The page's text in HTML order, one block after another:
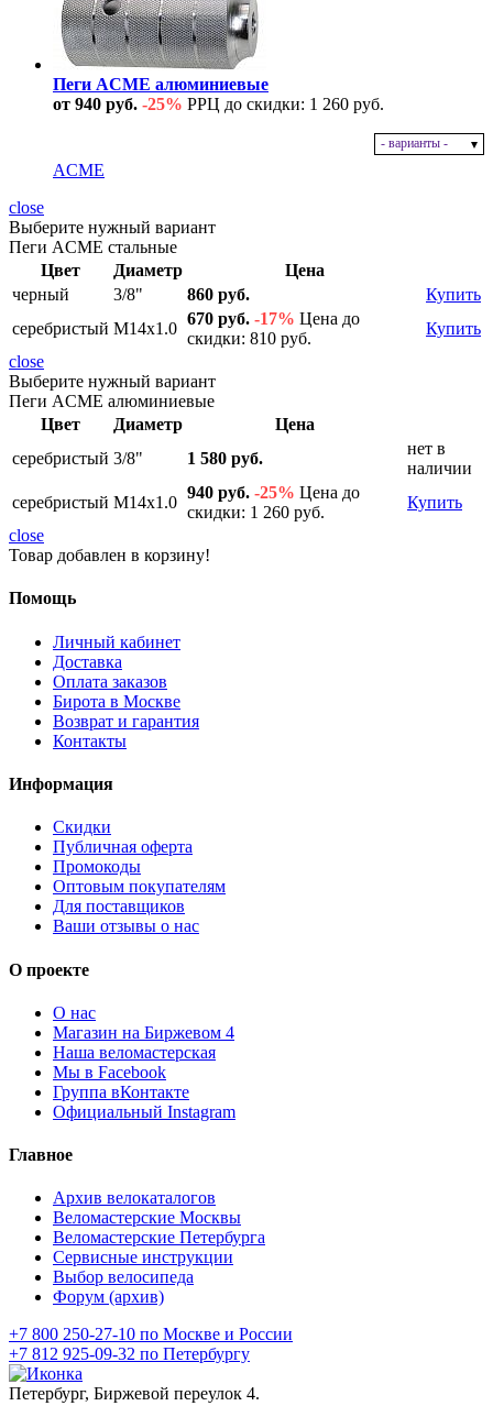
Пеги ACME алюминиевые
от 940 руб. -25% РРЦ до скидки: 1 260 руб.
- варианты -
ACME
close
Выберите нужный вариант
Пеги ACME стальные
Цвет
Диаметр
Цена
черный
3/8" 860 руб.
Купить
серебристый M14x1.0
670 руб. -17% Цена до
скидки: 810 руб.
Купить
close
Выберите нужный вариант
Пеги ACME алюминиевые
Цвет
Диаметр
Цена
серебристый 3/8" 1 580 руб.
нет в
наличии
серебристый M14x1.0
940 руб. -25% Цена до
скидки: 1 260 руб.
Купить
close
Товар добавлен в корзину!
Помощь
Личный кабинет
Доставка
Оплата заказов
Бирота в Москве
Возврат и гарантия
Контакты
Информация
Скидки
Публичная оферта
Промокоды
Оптовым покупателям
Для поставщиков
Ваши отзывы о нас
О проекте
О нас
Магазин на Биржевом 4
Наша веломастерская
Мы в Facebook
Группа вКонтакте
Официальный Instagram
Главное
Архив велокаталогов
Веломастерские Москвы
Веломастерские Петербурга
Сервисные инструкции
Выбор велосипеда
Форум (архив)
+7 800 250-27-10 по Москве и России
+7 812 925-09-32 по Петербургу
Петербург, Биржевой переулок 4.